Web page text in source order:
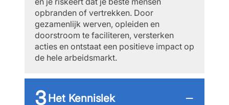
opbranden of vertrekken. Door
gezamenlijk werven, opleiden en
doorstroom te faciliteren, versterken
acties en ontstaat een positieve impact op
de hele arbeidsmarkt.
Het Kennislek